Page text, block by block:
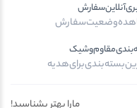
مارا بهتر بشناسید!